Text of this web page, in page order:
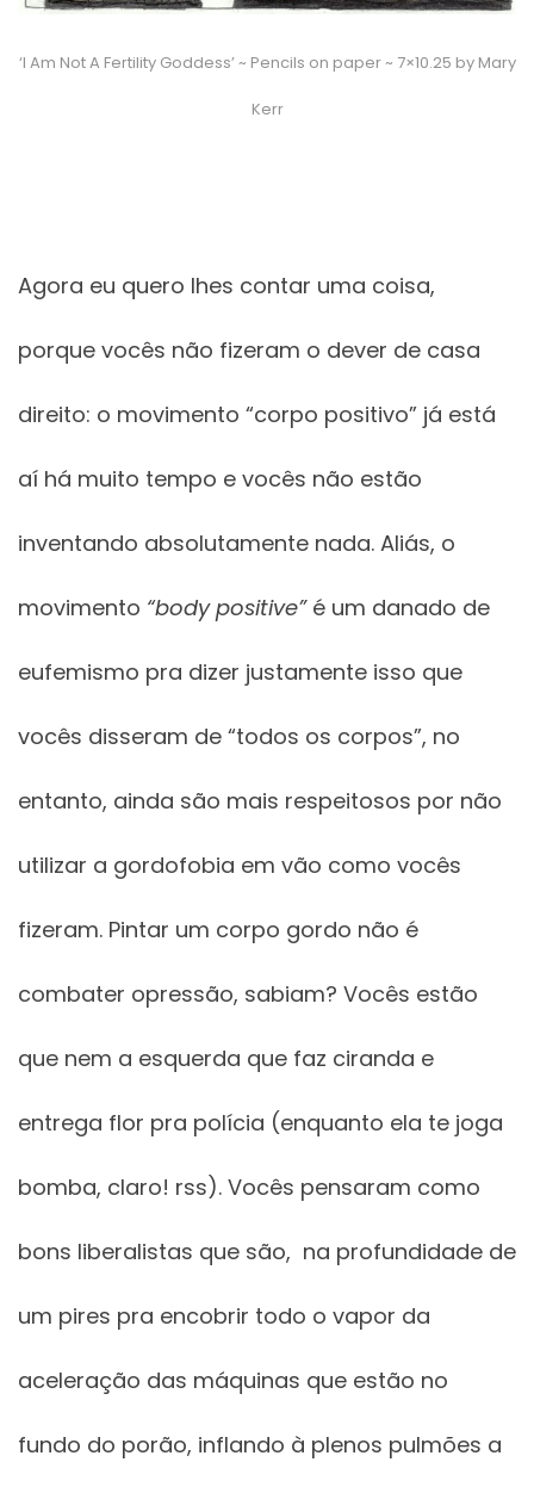
‘I Am Not A Fertility Goddess’ ~ Pencils on paper ~ 7×10.25 by Mary
Kerr
Agora eu quero lhes contar uma coisa,
porque vocês não fizeram o dever de casa
direito: o movimento “corpo positivo” já está
aí há muito tempo e vocês não estão
inventando absolutamente nada. Aliás, o
movimento “body positive”é um danado de
eufemismo pra dizer justamente isso que
vocês disseram de “todos os corpos”, no
entanto, ainda são mais respeitosos por não
utilizar a gordofobia em vão como vocês
fizeram. Pintar um corpo gordo não é
combater opressão, sabiam? Vocês estão
que nem a esquerda que faz ciranda e
entrega flor pra polícia (enquanto ela te joga
bomba, claro! rss). Vocês pensaram como
bons liberalistas que são, na profundidade de
um pires pra encobrir todo o vapor da
aceleração das máquinas que estão no
fundo do porão, inflando à plenos pulmões a